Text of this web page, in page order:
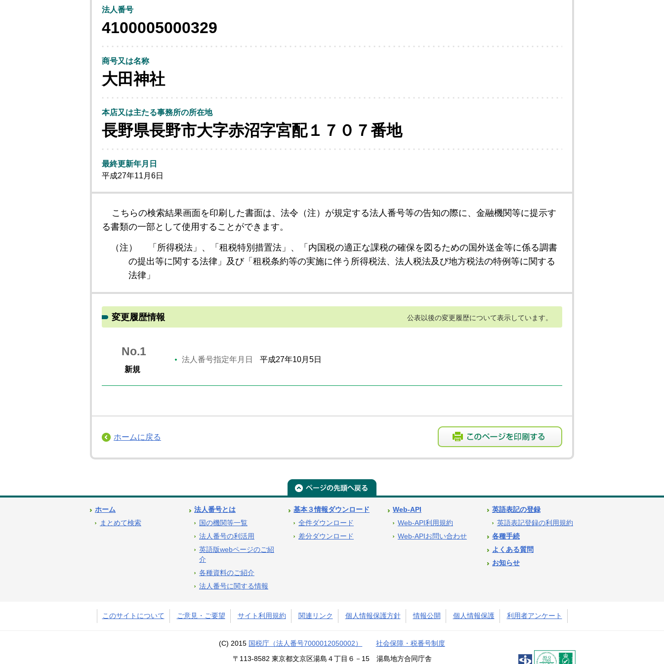
法人番号
4100005000329
商号又は名称
大田神社
本店又は主たる事務所の所在地
長野県長野市大字赤沼字宮配１７０７番地
最終更新年月日
平成27年11月6日
こちらの検索結果画面を印刷した書面は、法令（注）が規定する法人番号等の告知の際に、金融機関等に提示す
る書類の一部として使用することができます。
（注）
「所得税法」、「租税特別措置法」、「内国税の適正な課税の確保を図るための国外送金等に係る調書
の提出等に関する法律」及び「租税条約等の実施に伴う所得税法、法人税法及び地方税法の特例等に関する
法律」
変更履歴情報 公表以後の変更履歴について表示しています。
No.1
新規
法人番号指定年月日 平成27年10月5日
ホームに戻る
ホーム
まとめて検索
法人番号とは
国の機関等一覧
法人番号の利活用
英語版webページのご紹
介
各種資料のご紹介
法人番号に関する情報
基本３情報ダウンロード
全件ダウンロード
差分ダウンロード
Web-API
Web-API利用規約
Web-APIお問い合わせ
英語表記の登録
英語表記登録の利用規約
各種手続
よくある質問
お知らせ
このサイトについて ご意見・ご要望 サイト利用規約 関連リンク 個人情報保護方針 情報公開 個人情報保護 利用者アンケート
(C) 2015 国税庁（法人番号7000012050002） 社会保障・税番号制度
〒113-8582 東京都文京区湯島４丁目６－15 湯島地方合同庁舎